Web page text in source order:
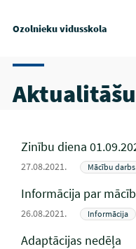
Ozolnieku vidusskola
Zinību diena
27.08.2021. Mācību darbs
Informācija par
26.08.2021. Informācija
Adaptācijas nedēļa